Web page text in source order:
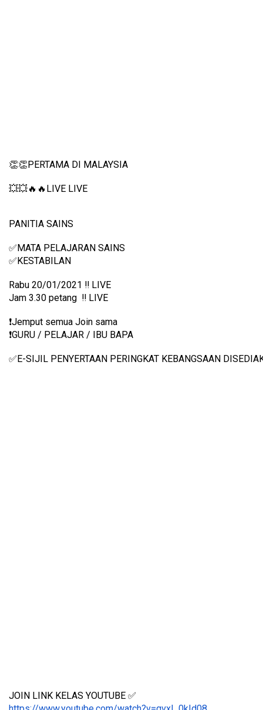
👏👏PERTAMA DI MALAYSIA
💥💥🔥🔥LIVE LIVE
PANITIA SAINS
✅MATA PELAJARAN SAINS
✅KESTABILAN
Rabu 20/01/2021 ‼️ LIVE
Jam 3.30 petang  ‼️ LIVE
❗️Jemput semua Join sama
❗️GURU / PELAJAR / IBU BAPA
✅E-SIJIL PENYERTAAN PERINGKAT KEBANGSAAN
JOIN LINK KELAS YOUTUBE ✅